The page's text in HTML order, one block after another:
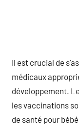
Il est crucial de
médicaux
développement.
les vaccinations
de santé pour